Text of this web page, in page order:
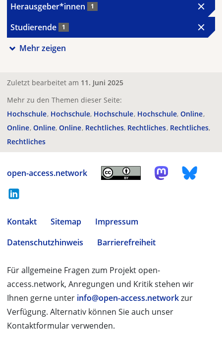
Herausgeber*innen 1
Studierende 1
Mehr zeigen
Zuletzt bearbeitet am 11. Juni 2025
Mehr zu den Themen dieser Seite:
Hochschule Hochschule Hochschule Hochschule Online
Online Online Online Rechtliches Rechtliches Rechtliches
Rechtliches
open-access.network
Kontakt Sitemap
Impressum
Datenschutzhinweis
Barrierefreiheit
Für allgemeine Fragen zum Projekt open-
access.network, Anregungen und Kritik stehen wir
Ihnen gerne unter info@open-access.networkzur
Verfügung. Alternativ können Sie auch unser
Kontaktformular verwenden.